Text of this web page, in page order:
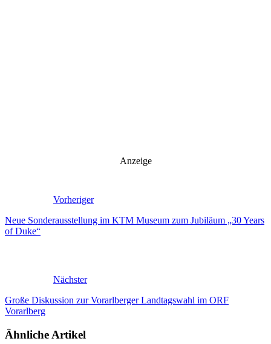
Anzeige
Vorheriger
Neue Sonderausstellung im KTM Museum zum Jubiläum „30 Years
of Duke“
Nächster
Große Diskussion zur Vorarlberger Landtagswahl im ORF
Vorarlberg
Ähnliche Artikel